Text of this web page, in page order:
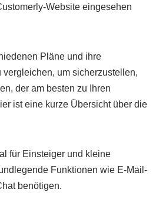
Website eingesehen
Pläne und ihre
vergleichen, um sicherzustellen,
der am besten zu Ihren
ist eine kurze Übersicht über die
für Einsteiger und kleine
Funktionen wie E-Mail-
benötigen.